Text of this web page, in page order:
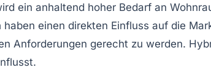
ein anhaltend hoher Bedarf an
haben einen direkten Einfluss auf die
Anforderungen gerecht zu werden.